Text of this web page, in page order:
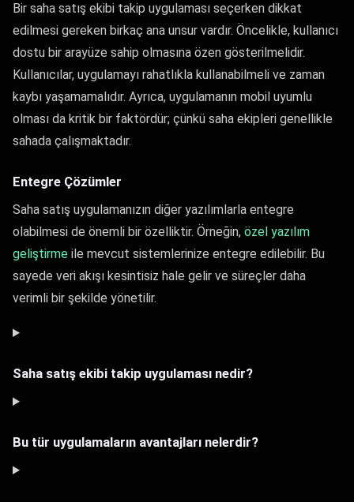
Bir saha satış ekibi takip uygulaması seçerken dikkat
edilmesi gereken birkaç ana unsur vardır. Öncelikle, kullanıcı
dostu bir arayüze sahip olmasına özen gösterilmelidir.
Kullanıcılar, uygulamayı rahatlıkla kullanabilmeli ve zaman
kaybı yaşamamalıdır. Ayrıca, uygulamanın mobil uyumlu
olması da kritik bir faktördür; çünkü saha ekipleri genellikle
sahada çalışmaktadır.
Entegre Çözümler
Saha satış uygulamanızın diğer yazılımlarla entegre
olabilmesi de önemli bir özelliktir. Örneğin, özel yazılım
geliştirme ile mevcut sistemlerinize entegre edilebilir. Bu
sayede veri akışı kesintisiz hale gelir ve süreçler daha
verimli bir şekilde yönetilir.
Saha satış ekibi takip uygulaması nedir?
Bu tür uygulamaların avantajları nelerdir?